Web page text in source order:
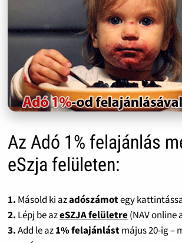
Az Adó 1% felajánlás
eSzja felületen:
1. Másold ki azadószámotegy
2. Lépj be azeSZJA felületre(NAV online
3.Add le az1% felajánlástmájus 20-ig –